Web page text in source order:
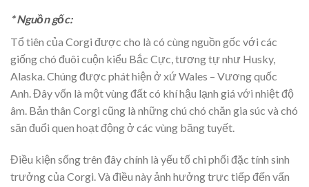
* Nguồn gốc:
Tổ tiên của Corgi được cho là có cùng nguồn gốc với các
giống chó đuôi cuộn kiểu Bắc Cực, tương tự như Husky,
Alaska. Chúng được phát hiện ở xứ Wales – Vương quốc
Anh. Đây vốn là một vùng đất có khí hậu lạnh giá với nhiệt độ
âm. Bản thân Corgi cũng là những chú chó chăn gia súc và chó
săn đuổi quen hoạt động ở các vùng băng tuyết.
Điều kiện sống trên đây chính là yếu tố chi phối đặc tính sinh
trưởng của Corgi. Và điều này ảnh hưởng trực tiếp đến vấn